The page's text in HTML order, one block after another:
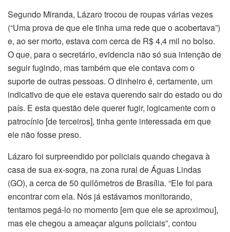
Segundo Miranda, Lázaro trocou de roupas várias vezes
(“Uma prova de que ele tinha uma rede que o acobertava”)
e, ao ser morto, estava com cerca de R$ 4,4 mil no bolso.
O que, para o secretário, evidencia não só sua intenção de
seguir fugindo, mas também que ele contava com o
suporte de outras pessoas. O dinheiro é, certamente, um
indicativo de que ele estava querendo sair do estado ou do
país. E esta questão dele querer fugir, logicamente com o
patrocínio [de terceiros], tinha gente interessada em que
ele não fosse preso.
Lázaro foi surpreendido por policiais quando chegava à
casa de sua ex-sogra, na zona rural de Águas Lindas
(GO), a cerca de 50 quilômetros de Brasília. “Ele foi para
encontrar com ela. Nós já estávamos monitorando,
tentamos pegá-lo no momento [em que ele se aproximou],
mas ele chegou a ameaçar alguns policiais”, contou